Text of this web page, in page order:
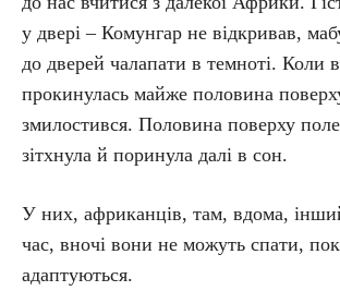
у двері – Комунгар не відкривав,
до дверей чалапати в темноті. Коли
прокинулась майже половина
змилостився. Половина поверху
зітхнула й поринула далі в сон.
У них, африканців, там, вдома,
час, вночі вони не можуть спати,
адаптуються.